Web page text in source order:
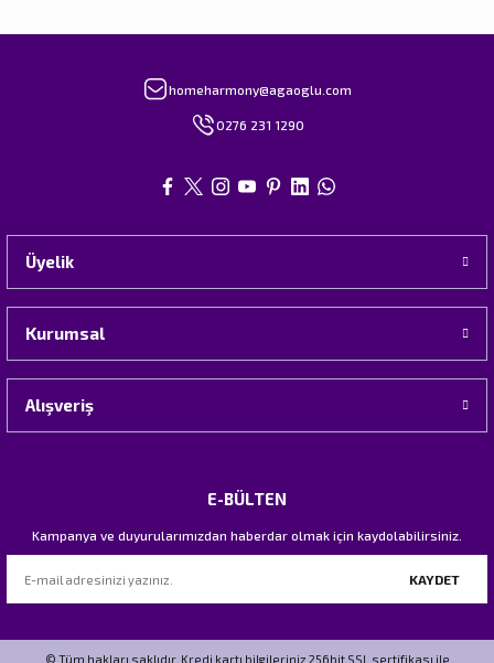
homeharmony@agaoglu.com
0276 231 1290
Üyelik
Kurumsal
Alışveriş
E-BÜLTEN
Kampanya ve duyurularımızdan haberdar olmak için kaydolabilirsiniz.
KAYDET
© Tüm hakları saklıdır. Kredi kartı bilgileriniz 256bit SSL sertifikası ile